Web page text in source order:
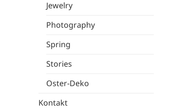
Jewelry
Photography
Spring
Stories
Oster-Deko
Kontakt